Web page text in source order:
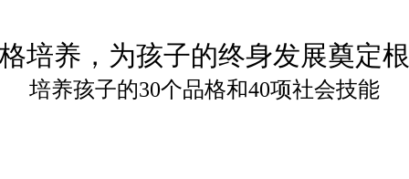
培养，为孩子的终身发展奠定
培养孩子的30个品格和40项社会技能